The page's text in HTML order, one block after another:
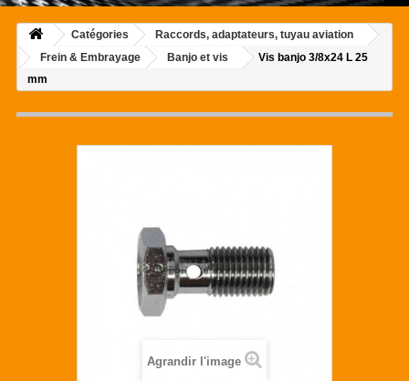
Catégories
Raccords, adaptateurs, tuyau aviation
Frein & Embrayage
Banjo et vis
Vis banjo 3/8x24 L 25
mm
Agrandir l'image